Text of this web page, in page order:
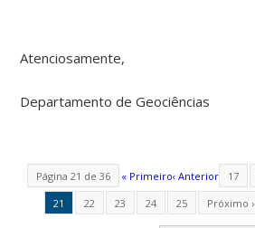
Atenciosamente,
Departamento de Geociências
Página 21 de 36 « Primeiro‹ Anterior 17
21
22 23 24 25 Próximo ›